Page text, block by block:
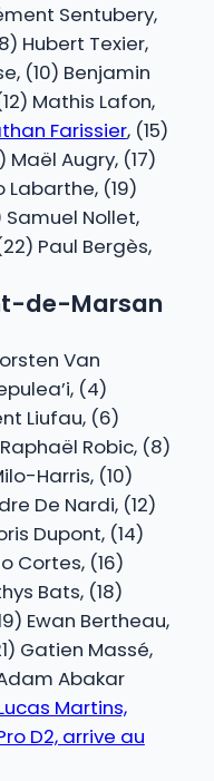
Sentubery,
Hubert Texier,
(10) Benjamin
Mathis Lafon,
Farissier, (15)
Maël Augry, (17)
Labarthe, (19)
Samuel Nollet,
Paul Bergès,
de-Marsan
Van
(4)
Liufau, (6)
Robic, (8)
Harris, (10)
De Nardi, (12)
Dupont, (14)
Cortes, (16)
Bats, (18)
Ewan Bertheau,
Gatien Massé,
Abakar
Martins,
D2, arrive au